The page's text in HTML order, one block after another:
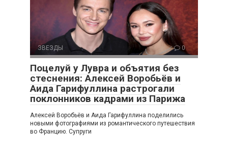
ЗВЕЗДЫ 0
Поцелуй у Лувра и объятия без
стеснения: Алексей Воробьёв и
Аида Гарифуллина растрогали
поклонников кадрами из Парижа
Алексей Воробьёв и Аида Гарифуллина поделились
новыми фотографиями из романтического путешествия
во Францию. Супруги